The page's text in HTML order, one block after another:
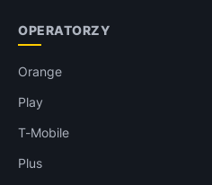
OPERATORZY
Orange
Play
T-Mobile
Plus